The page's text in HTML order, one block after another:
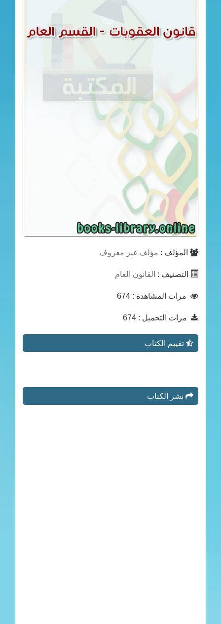
المؤلف : مؤلف غير معروف
التصنيف : القانون العام
مرات المشاهدة : 674
مرات التحميل : 674
تقييم الكتاب
نشر الكتاب